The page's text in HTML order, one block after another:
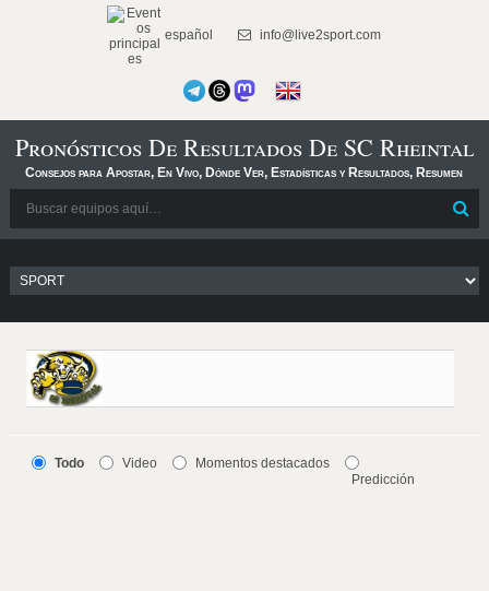
español info@live2sport.com
Pronósticos De Resultados De SC Rheintal
Consejos para Apostar, En Vivo, Dónde Ver, Estadísticas y Resultados, Resumen
Todo Video
Momentos destacados
Predicción